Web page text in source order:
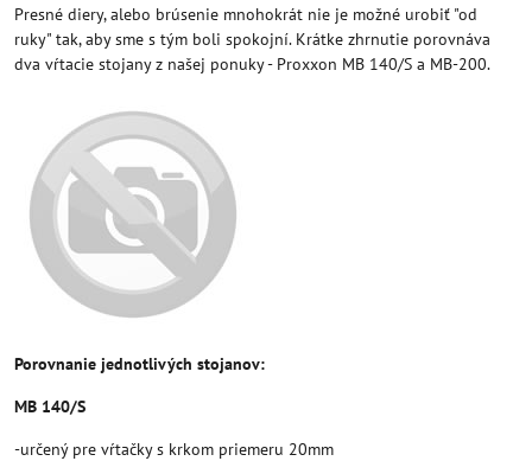
Presné diery, alebo brúsenie mnohokrát nie je možné urobiť "od
ruky" tak, aby sme s tým boli spokojní. Krátke zhrnutie porovnáva
dva vŕtacie stojany z našej ponuky - Proxxon MB 140/S a MB-200.
Porovnanie jednotlivých stojanov:
MB 140/S
-určený pre vŕtačky s krkom priemeru 20mm